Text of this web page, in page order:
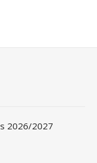
2026/2027